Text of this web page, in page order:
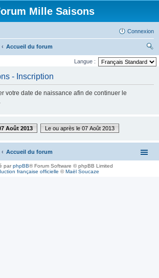
Mille Saisons
Connexion
Accueil du forum
ec
ch
Langue :
- Inscription
votre date de naissance afin de continuer le
Août 2013 Le ou après le 07 Août 2013
Accueil du forum
parphpBB® Forum Software © phpBB Limited
française officielle ©Maël Soucaze